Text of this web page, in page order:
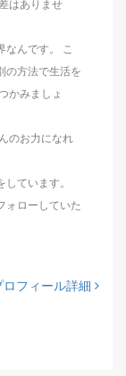
はありませ
なんです。 こ
の方法で生活を
かみましょ
のお力になれ
ています。
ォローしていた
ロフィール詳細